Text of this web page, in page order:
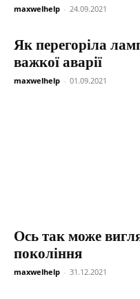
maxwelhelp - 24.09.2021
Як перегоріла
важкої аварії
maxwelhelp - 01.09.2021
Ось так може
покоління
maxwelhelp - 31.12.2021